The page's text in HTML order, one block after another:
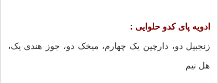
ادویه پای کدو حلوایی :
زنجبیل دو، دارچین یک چهارم، میخک دو، جوز هندی یک،
هل نیم